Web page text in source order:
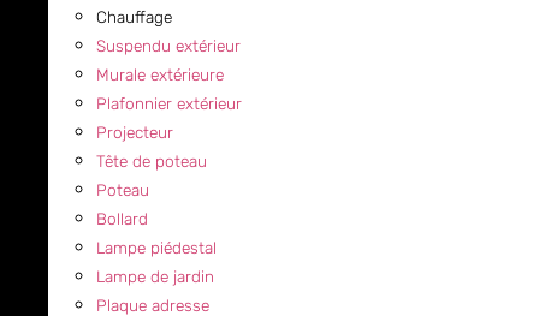
Chauffage
Suspendu extérieur
Murale extérieure
Plafonnier extérieur
Projecteur
Tête de poteau
Poteau
Bollard
Lampe piédestal
Lampe de jardin
Plaque adresse